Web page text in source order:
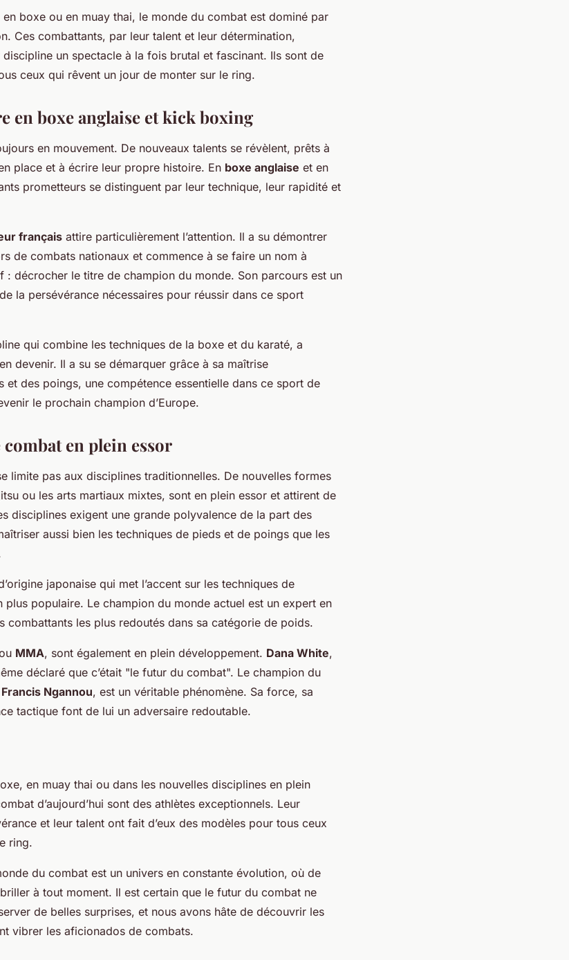
boxe ou en muay thai, le monde du combat est dominé par
Ces combattants, par leur talent et leur détermination,
un spectacle à la fois brutal et fascinant. Ils sont de
ceux qui rêvent un jour de monter sur le ring.
en boxe anglaise et kick boxing
en mouvement. De nouveaux talents se révèlent, prêts à
place et à écrire leur propre histoire. En boxe anglaise et en
prometteurs se distinguent par leur technique, leur rapidité et
français attire particulièrement l’attention. Il a su démontrer
de combats nationaux et commence à se faire un nom à
: décrocher le titre de champion du monde. Son parcours est un
la persévérance nécessaires pour réussir dans ce sport
qui combine les techniques de la boxe et du karaté, a
devenir. Il a su se démarquer grâce à sa maîtrise
et des poings, une compétence essentielle dans ce sport de
le prochain champion d’Europe.
en plein essor
limite pas aux disciplines traditionnelles. De nouvelles formes
ou les arts martiaux mixtes, sont en plein essor et attirent de
disciplines exigent une grande polyvalence de la part des
aussi bien les techniques de pieds et de poings que les
japonaise qui met l’accent sur les techniques de
plus populaire. Le champion du monde actuel est un expert en
combattants les plus redoutés dans sa catégorie de poids.
MMA, sont également en plein développement. Dana White,
déclaré que c’était "le futur du combat". Le champion du
Ngannou, est un véritable phénomène. Sa force, sa
tactique font de lui un adversaire redoutable.
en muay thai ou dans les nouvelles disciplines en plein
d’aujourd’hui sont des athlètes exceptionnels. Leur
et leur talent ont fait d’eux des modèles pour tous ceux
ring.
du combat est un univers en constante évolution, où de
à tout moment. Il est certain que le futur du combat ne
de belles surprises, et nous avons hâte de découvrir les
vibrer les aficionados de combats.